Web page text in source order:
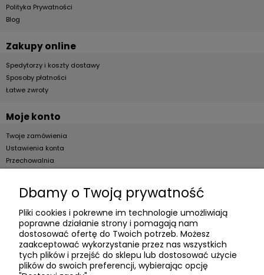
Polityka Prywatności
Blog
Zakupy online
Spedytorzy i koszty dostawy
Sposoby płatności
Łatwe zwroty
Moje konto
Twoje zamówienia
Ustawienia konta
Przechowalnia
Dla firm
O firmie
Informacje o firmie
Kontakt
Dbamy o Twoją prywatność
Pliki cookies i pokrewne im technologie umożliwiają
poprawne działanie strony i pomagają nam
dostosować ofertę do Twoich potrzeb. Możesz
zaakceptować wykorzystanie przez nas wszystkich
tych plików i przejść do sklepu lub dostosować użycie
plików do swoich preferencji, wybierając opcję